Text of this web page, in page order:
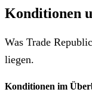
Konditionen
Was Trade
liegen.
Konditionen im